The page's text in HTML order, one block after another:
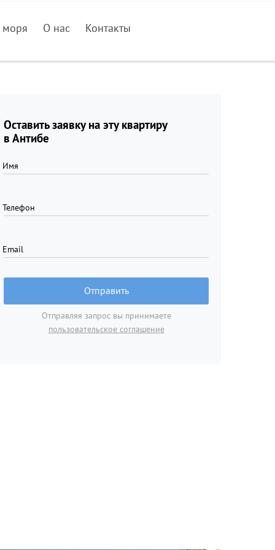
моря О нас Контакты
Оставить заявку на эту квартиру
в Антибе
Имя
Телефон
Email
Отправить
Отправляя запрос вы принимаете
пользовательское соглашение